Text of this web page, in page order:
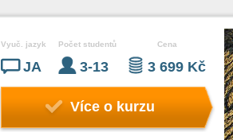
Vyuč. jazyk
JA
Počet studentů
3-13
Cena
3 699 Kč
Více o kurzu